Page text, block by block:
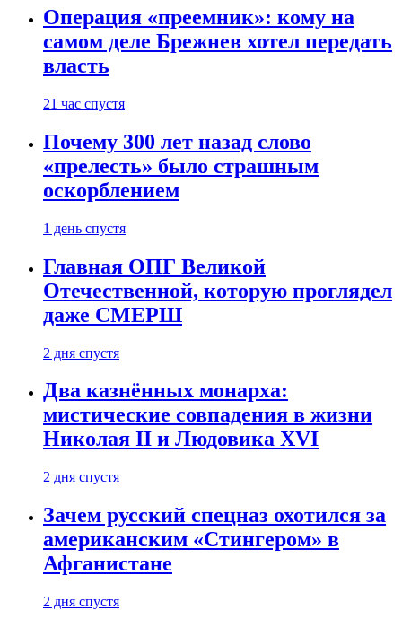
Операция «преемник»: кому на
самом деле Брежнев хотел передать
власть
21 час спустя
Почему 300 лет назад слово
«прелесть» было страшным
оскорблением
1 день спустя
Главная ОПГ Великой
Отечественной, которую проглядел
даже СМЕРШ
2 дня спустя
Два казнённых монарха:
мистические совпадения в жизни
Николая II и Людовика XVI
2 дня спустя
Зачем русский спецназ охотился за
американским «Стингером» в
Афганистане
2 дня спустя